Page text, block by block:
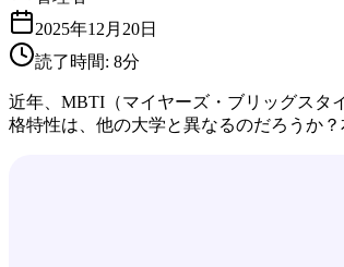
2025年12月20日
読了時間: 8分
近年、MBTI（マイヤーズ・ブリッグスタ
格特性は、他の大学と異なるのだろうか